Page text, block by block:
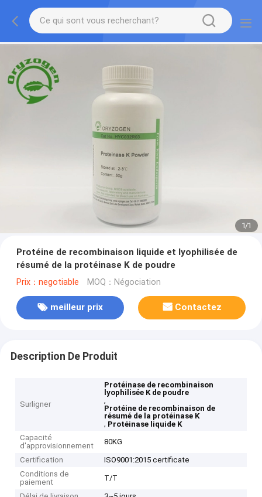
1/1
Protéine de recombinaison liquide et lyophilisée de
résumé de la protéinase K de poudre
Prix：negotiable MOQ：Négociation
meilleur prix Contactez
Description De Produit
Surligner
Protéinase de recombinaison
lyophilisée K de poudre
,
Protéine de recombinaison de
résumé de la protéinase K
, Protéinase liquide K
Capacité
d'approvisionnement
80KG
Certification
ISO9001:2015 certificate
Conditions de
paiement
T/T